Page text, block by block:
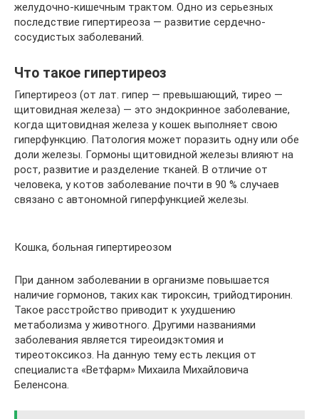
желудочно-кишечным трактом. Одно из серьезных
последствие гипертиреоза — развитие сердечно-
сосудистых заболеваний.
Что такое гипертиреоз
Гипертиреоз (от лат. гипер — превышающий, тирео —
щитовидная железа) — это эндокринное заболевание,
когда щитовидная железа у кошек выполняет свою
гиперфункцию. Патология может поразить одну или обе
доли железы. Гормоны щитовидной железы влияют на
рост, развитие и разделение тканей. В отличие от
человека, у котов заболевание почти в 90 % случаев
связано с автономной гиперфункцией железы.
Кошка, больная гипертиреозом
При данном заболевании в организме повышается
наличие гормонов, таких как тироксин, трийодтиронин.
Такое расстройство приводит к ухудшению
метаболизма у животного. Другими названиями
заболевания является тиреоидэктомия и
тиреотоксикоз. На данную тему есть лекция от
специалиста «Ветфарм» Михаила Михайловича
Беленсона.